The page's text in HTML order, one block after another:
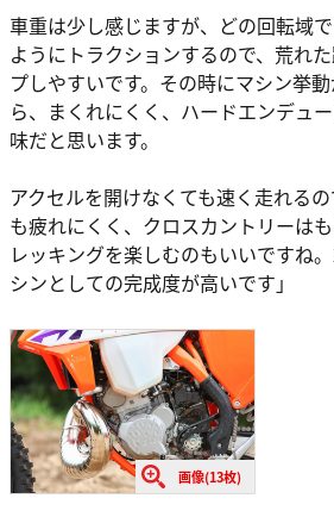
車重は少し感じますが、どの回転域
ようにトラクションするので、荒れ
プしやすいです。その時にマシン挙
ら、まくれにくく、ハードエンデュ
味だと思います。
アクセルを開けなくても速く走れる
も疲れにくく、クロスカントリーは
レッキングを楽しむのもいいですね
シンとしての完成度が高いです」
画像(13枚)